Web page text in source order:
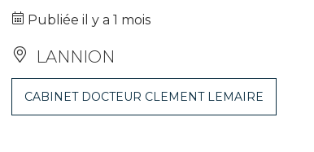
Publiée il y a 1 mois
LANNION
CABINET DOCTEUR CLEMENT LEMAIRE